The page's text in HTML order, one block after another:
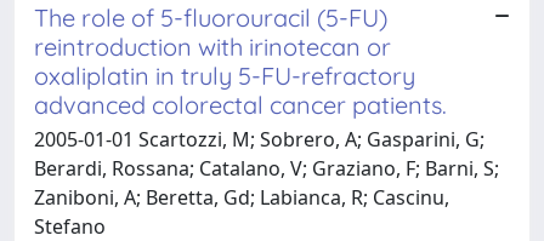
The role of 5-fluorouracil (5-FU)
reintroduction with irinotecan or
oxaliplatin in truly 5-FU-refractory
advanced colorectal cancer patients.
2005-01-01 Scartozzi, M; Sobrero, A; Gasparini, G;
Berardi, Rossana; Catalano, V; Graziano, F; Barni, S;
Zaniboni, A; Beretta, Gd; Labianca, R; Cascinu,
Stefano